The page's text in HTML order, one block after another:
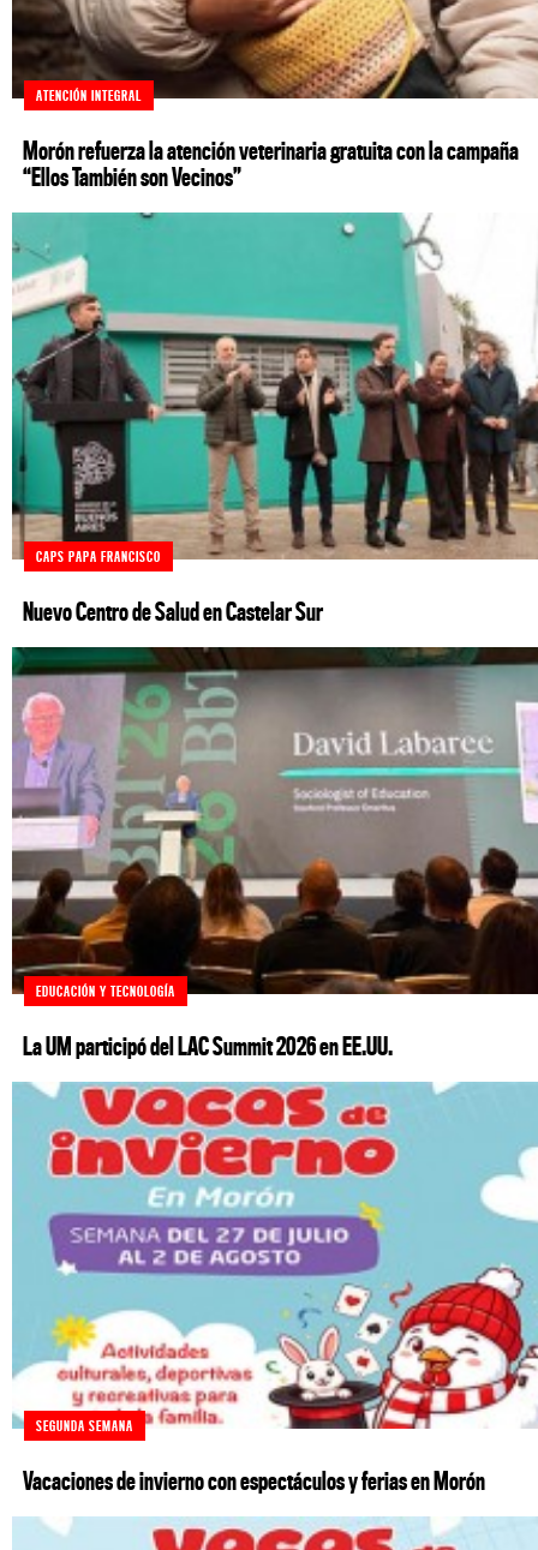
ATENCIÓN INTEGRAL
Morón refuerza la atención veterinaria gratuita con la campaña
“Ellos También son Vecinos”
CAPS PAPA FRANCISCO
Nuevo Centro de Salud en Castelar Sur
EDUCACIÓN Y TECNOLOGÍA
La UM participó del LAC Summit 2026 en EE.UU.
SEGUNDA SEMANA
Vacaciones de invierno con espectáculos y ferias en Morón